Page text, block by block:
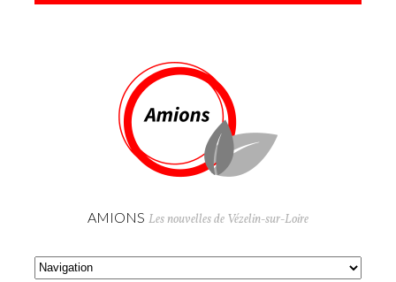
AMIONS Les nouvelles de Vézelin-sur-Loire